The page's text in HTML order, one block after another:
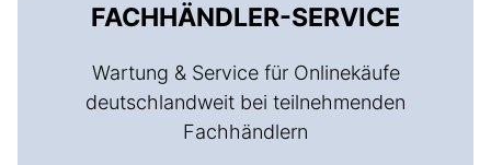
FACHHÄNDLER-SERVICE
Wartung & Service für Onlinekäufe
deutschlandweit bei teilnehmenden
Fachhändlern